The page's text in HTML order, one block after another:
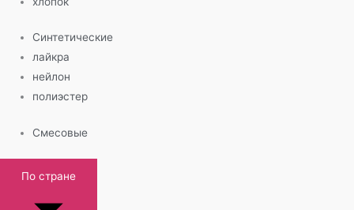
Синтетические
лайкра
нейлон
полиэстер
Смесовые
По стране